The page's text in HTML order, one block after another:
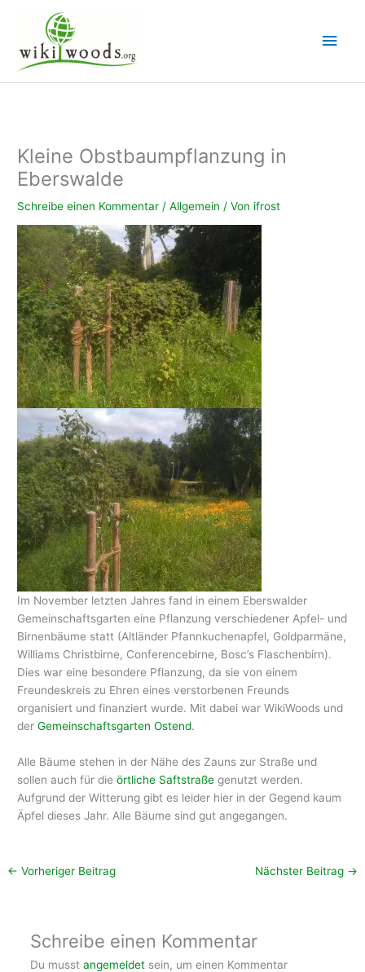
springen
Kleine Obstbaumpflanzung in
Eberswalde
Schreibe einen Kommentar /Allgemein / Von ifrost
Im November letzten Jahres fand in einem Eberswalder
Gemeinschaftsgarten eine Pflanzung verschiedener Apfel- und
Birnenbäume statt (Altländer Pfannkuchenapfel, Goldparmäne,
Williams Christbirne, Conferencebirne, Bosc’s Flaschenbirn).
Dies war eine besondere Pflanzung, da sie von einem
Freundeskreis zu Ehren eines verstorbenen Freunds
organisiert und finanziert wurde. Mit dabei war WikiWoods und
derGemeinschaftsgarten Ostend.
Alle Bäume stehen in der Nähe des Zauns zur Straße und
sollen auch für dieörtliche Saftstraße genutzt werden.
Aufgrund der Witterung gibt es leider hier in der Gegend kaum
Äpfel dieses Jahr. Alle Bäume sind gut angegangen.
← Vorheriger Beitrag Nächster Beitrag →
Schreibe einen Kommentar
Du musst angemeldetsein, um einen Kommentar